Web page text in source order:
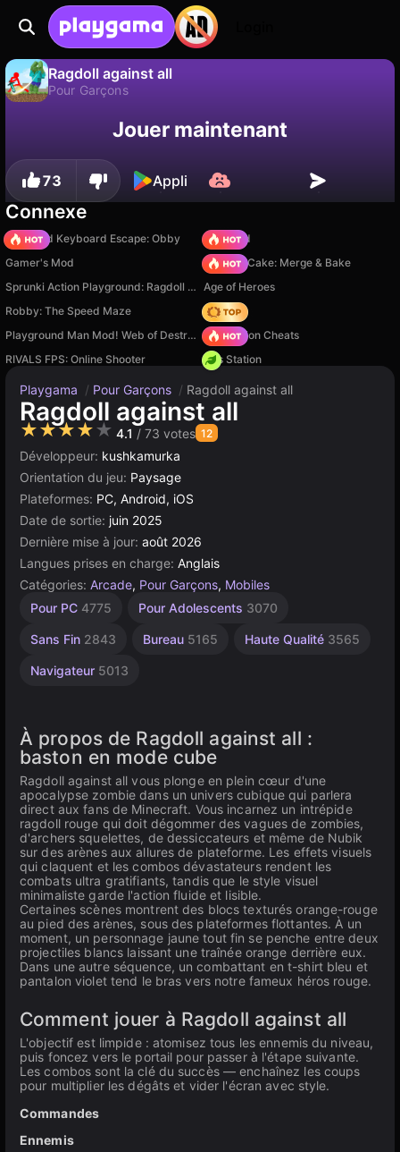
Ragdoll against all
Pour Garçons
progression !
Non Enregistrer
Jouer maintenant
73 Appli
Connexe
+1 Speed Keyboard Escape: Obby
TB World
Gamer's Mod
Piece of Cake: Merge & Bake
Sprunki Action Playground: Ragdoll Sandbox Age of Heroes
Robby: The Speed Maze
Hedgies
Playground Man Mod! Web of Destruction! PVZ Fusion Cheats
RIVALS FPS: Online Shooter
Gas Station
Playgama / Pour Garçons / Ragdoll against all
Ragdoll against all
★★★★★ 4.1 / 73 votes 12
Développeur: kushkamurka
Orientation du jeu: Paysage
Plateformes: PC, Android, iOS
Date de sortie: juin 2025
Dernière mise à jour: août 2026
Langues prises en charge: Anglais
Catégories: Arcade, Pour Garçons, Mobiles
Pour PC 4775 Pour Adolescents 3070
Sans Fin 2843 Bureau 5165 Haute Qualité 3565
Navigateur 5013
Unity
ligne
À propos de Ragdoll against all :
baston en mode cube
Ragdoll against all vous plonge en plein cœur d'une
apocalypse zombie dans un univers cubique qui parlera
direct aux fans de Minecraft. Vous incarnez un intrépide
ragdoll rouge qui doit dégommer des vagues de zombies,
d'archers squelettes, de dessiccateurs et même de Nubik
sur des arènes aux allures de plateforme. Les effets visuels
qui claquent et les combos dévastateurs rendent les
combats ultra gratifiants, tandis que le style visuel
minimaliste garde l'action fluide et lisible.
Certaines scènes montrent des blocs texturés orange-rouge
au pied des arènes, sous des plateformes flottantes. À un
moment, un personnage jaune tout fin se penche entre deux
projectiles blancs laissant une traînée orange derrière eux.
Dans une autre séquence, un combattant en t-shirt bleu et
pantalon violet tend le bras vers notre fameux héros rouge.
Comment jouer à Ragdoll against all
L'objectif est limpide : atomisez tous les ennemis du niveau,
puis foncez vers le portail pour passer à l'étape suivante.
Les combos sont la clé du succès — enchaînez les coups
pour multiplier les dégâts et vider l'écran avec style.
Commandes
Ennemis